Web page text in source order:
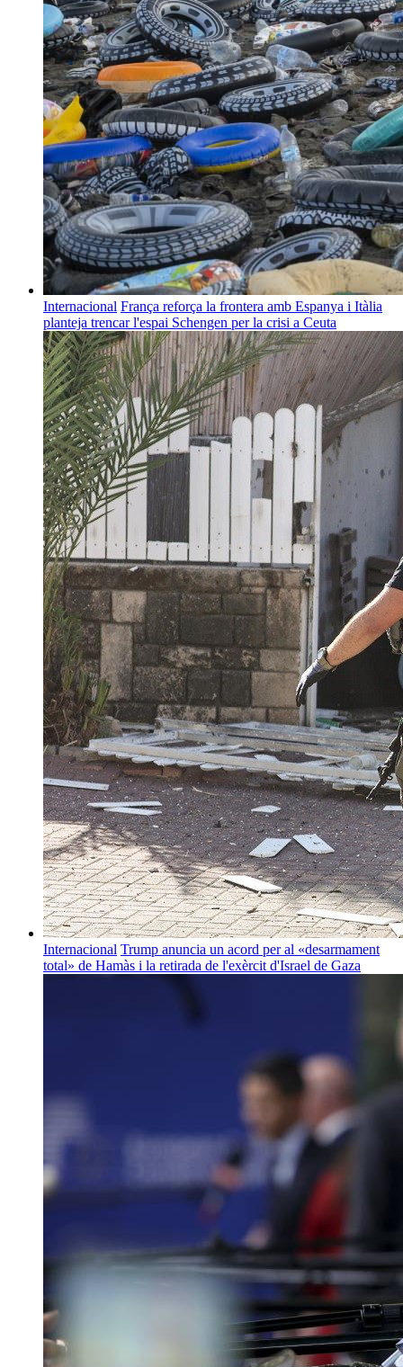
Internacional França reforça la frontera amb Espanya i Itàlia
planteja trencar l'espai Schengen per la crisi a Ceuta
Internacional Trump anuncia un acord per al «desarmament
total» de Hamàs i la retirada de l'exèrcit d'Israel de Gaza